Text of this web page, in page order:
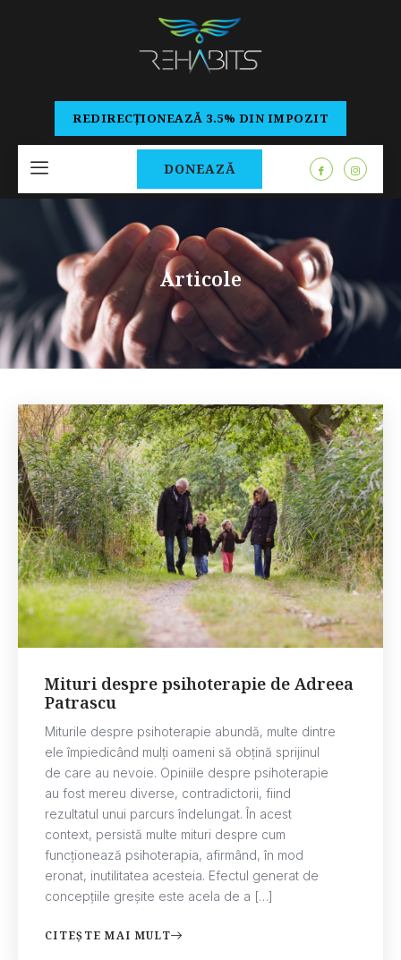
REDIRECȚIONEAZĂ 3.5% DIN IMPOZIT
DONEAZĂ
Articole
Mituri despre psihoterapie de Adreea
Patrascu
Miturile despre psihoterapie abundă, multe dintre
ele împiedicând mulți oameni să obțină sprijinul
de care au nevoie. Opiniile despre psihoterapie
au fost mereu diverse, contradictorii, fiind
rezultatul unui parcurs îndelungat. În acest
context, persistă multe mituri despre cum
funcționează psihoterapia, afirmând, în mod
eronat, inutilitatea acesteia. Efectul generat de
concepțiile greșite este acela de a […]
CITEȘTE MAI MULT